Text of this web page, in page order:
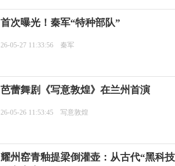
首次曝光！秦军“特种部队”
26-05-27 11:33:56 秦军
芭蕾舞剧《写意敦煌》在兰州首演
26-05-26 11:53:45 写意敦煌
耀州窑青釉提梁倒灌壶：从古代“黑科